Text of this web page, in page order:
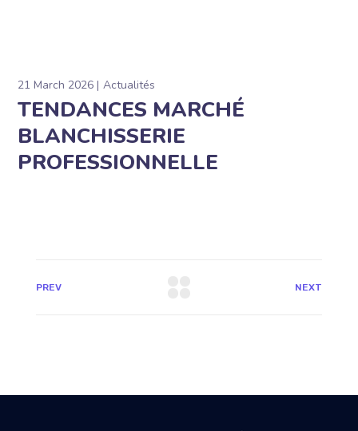
21 March 2026 Actualités
TENDANCES MARCHÉ
BLANCHISSERIE
PROFESSIONNELLE
PREV NEXT